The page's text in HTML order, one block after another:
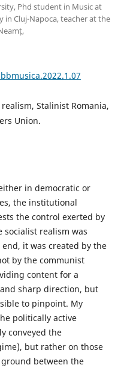
Phd student in Music at
in Cluj-Napoca, teacher at the
Stalinist Romania,
Union.
in democratic or
the institutional
the control exerted by
socialist realism was
it was created by the
by the communist
content for a
sharp direction, but
to pinpoint. My
politically active
conveyed the
but rather on those
between the